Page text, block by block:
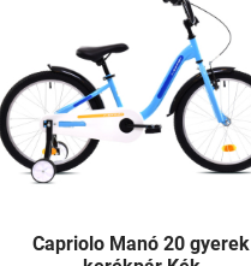
Capriolo Manó 20 gyerek